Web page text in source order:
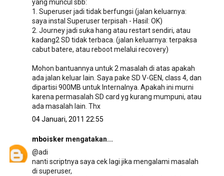
yang muncul sbb:
1. Superuser jadi tidak berfungsi (jalan keluarnya:
saya instal Superuser terpisah - Hasil: OK)
2. Journey jadi suka hang atau restart sendiri, atau
kadang2 SD tidak terbaca. (jalan keluarnya: terpaksa
cabut batere, atau reboot melalui recovery)
Mohon bantuannya untuk 2 masalah di atas apakah
ada jalan keluar lain. Saya pake SD V-GEN, class 4, dan
dipartisi 900MB untuk Internalnya. Apakah ini murni
karena permasalah SD card yg kurang mumpuni, atau
ada masalah lain. Thx
04 Januari, 2011 22:55
mboisker mengatakan...
@adi
nanti scriptnya saya cek lagi jika mengalami masalah
di superuser,